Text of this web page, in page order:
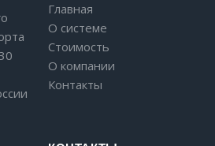
Главная
О системе
Стоимость
О компании
Контакты